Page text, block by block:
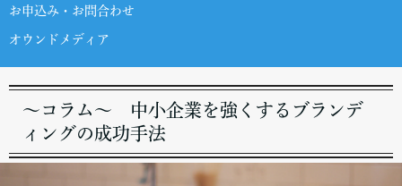
お申込み・お問合わせ
オウンドメディア
～コラム～ 中小企業を強くするブランデ
ィングの成功手法